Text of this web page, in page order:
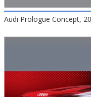
Audi Prologue Concept,